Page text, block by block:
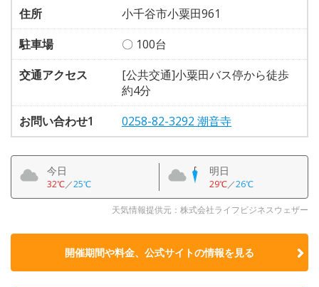
住所
小千谷市小粟田961
駐車場
〇 100台
交通アクセス
[公共交通]小粟田バス停から徒歩
約4分
お問い合わせ1
0258-82-3292 潮音寺
今日
32℃／25℃
明日
29℃／26℃
天気情報提供元：株式会社ライフビジネスウェザー
開催期間や料金、公式サイトの情報を見る